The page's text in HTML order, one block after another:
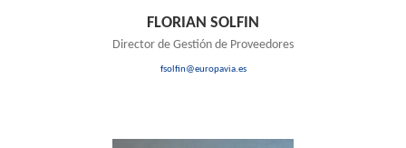
FLORIAN SOLFIN
Director de Gestión de Proveedores
fsolfin@europavia.es